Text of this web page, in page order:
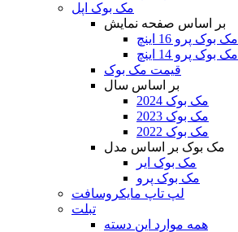
مک بوک اپل
بر اساس صفحه نمایش
مک بوک پرو 16 اینچ
مک بوک پرو 14 اینچ
قیمت مک بوک
بر اساس سال
مک بوک 2024
مک بوک 2023
مک بوک 2022
مک بوک بر اساس مدل
مک بوک ایر
مک بوک پرو
لپ تاپ مایکروسافت
تبلت
همه موارد این دسته